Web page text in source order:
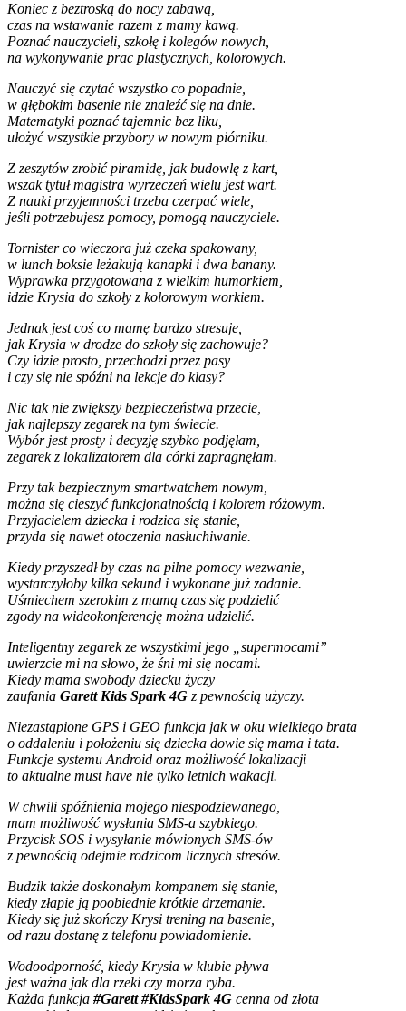
Koniec z beztroską do nocy zabawą,
czas na wstawanie razem z mamy kawą.
Poznać nauczycieli, szkołę i kolegów nowych,
na wykonywanie prac plastycznych, kolorowych.
Nauczyć się czytać wszystko co popadnie,
w głębokim basenie nie znaleźć się na dnie.
Matematyki poznać tajemnic bez liku,
ułożyć wszystkie przybory w nowym piórniku.
Z zeszytów zrobić piramidę, jak budowlę z kart,
wszak tytuł magistra wyrzeczeń wielu jest wart.
Z nauki przyjemności trzeba czerpać wiele,
jeśli potrzebujesz pomocy, pomogą nauczyciele.
Tornister co wieczora już czeka spakowany,
w lunch boksie leżakują kanapki i dwa banany.
Wyprawka przygotowana z wielkim humorkiem,
idzie Krysia do szkoły z kolorowym workiem.
Jednak jest coś co mamę bardzo stresuje,
jak Krysia w drodze do szkoły się zachowuje?
Czy idzie prosto, przechodzi przez pasy
i czy się nie spóźni na lekcje do klasy?
Nic tak nie zwiększy bezpieczeństwa przecie,
jak najlepszy zegarek na tym świecie.
Wybór jest prosty i decyzję szybko podjęłam,
zegarek z lokalizatorem dla córki zapragnęłam.
Przy tak bezpiecznym smartwatchem nowym,
można się cieszyć funkcjonalnością i kolorem różowym.
Przyjacielem dziecka i rodzica się stanie,
przyda się nawet otoczenia nasłuchiwanie.
Kiedy przyszedł by czas na pilne pomocy wezwanie,
wystarczyłoby kilka sekund i wykonane już zadanie.
Uśmiechem szerokim z mamą czas się podzielić
zgody na wideokonferencję można udzielić.
Inteligentny zegarek ze wszystkimi jego „supermocami”
uwierzcie mi na słowo, że śni mi się nocami.
Kiedy mama swobody dziecku życzy
zaufania Garett Kids Spark 4G z pewnością użyczy.
Niezastąpione GPS i GEO funkcja jak w oku wielkiego brata
o oddaleniu i położeniu się dziecka dowie się mama i tata.
Funkcje systemu Android oraz możliwość lokalizacji
to aktualne must have nie tylko letnich wakacji.
W chwili spóźnienia mojego niespodziewanego,
mam możliwość wysłania SMS-a szybkiego.
Przycisk SOS i wysyłanie mówionych SMS-ów
z pewnością odejmie rodzicom licznych stresów.
Budzik także doskonałym kompanem się stanie,
kiedy złapie ją poobiednie krótkie drzemanie.
Kiedy się już skończy Krysi trening na basenie,
od razu dostanę z telefonu powiadomienie.
Wodoodporność, kiedy Krysia w klubie pływa
jest ważna jak dla rzeki czy morza ryba.
Każda funkcja #Garett #KidsSpark 4G cenna od złota